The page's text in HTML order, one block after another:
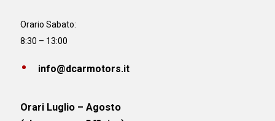
Orario Sabato:
8:30 – 13:00
info@dcarmotors.it
Orari Luglio – Agosto